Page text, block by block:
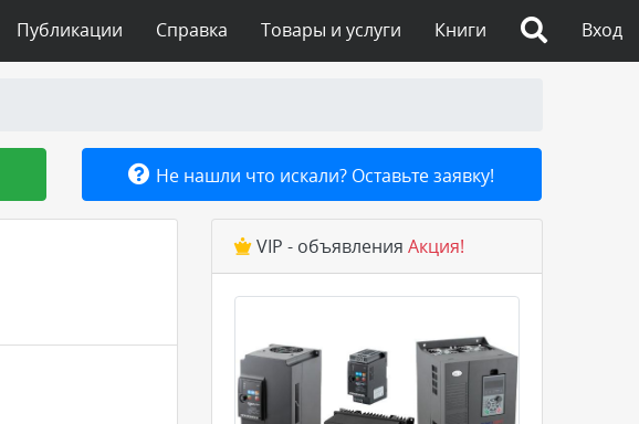
Вход
Книги
Товары и услуги
Справка
Публикации
Не нашли что искали? Оставьте заявку!
VIP - объявления Акция!